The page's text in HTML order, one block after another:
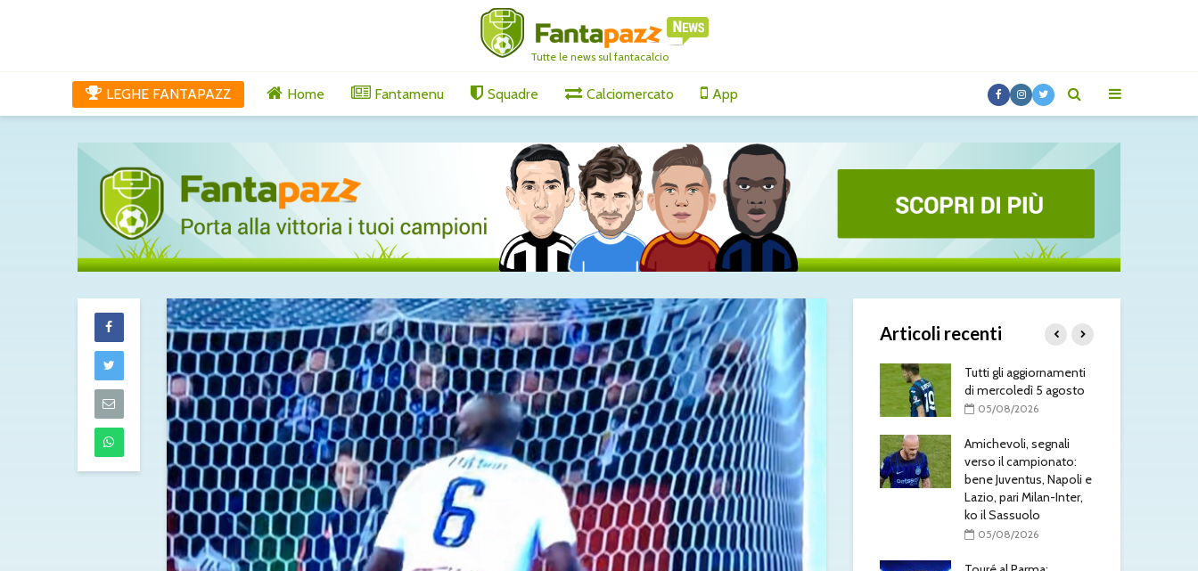
Tutte le news sul fantacalcio
LEGHE FANTAPAZZ Home Fantamenu Squadre Calciomercato App
Articoli recenti
Molina alla Roma: è
fatta
05/08/2026
Napoli: Lukaku non si
presenta e Gutierrez è
un giocatore del
Leverkusen
05/08/2026
Mastantuono alla
Roma, Molina sempre
più vicino: accordo con
l’Atletico
05/08/2026
Monza, colpo
Robinson: arriva in
prestito dal
Southampton
05/08/2026
Tutti gli aggiornamenti
di mercoledì 5 agosto
05/08/2026
Amichevoli, segnali
verso il campionato:
bene Juventus, Napoli e
Lazio, pari Milan-Inter,
ko il Sassuolo
05/08/2026
Molina alla Roma: è
fatta
05/08/2026
Napoli: Lukaku non si
presenta e Gutierrez è
un giocatore del
Leverkusen
05/08/2026